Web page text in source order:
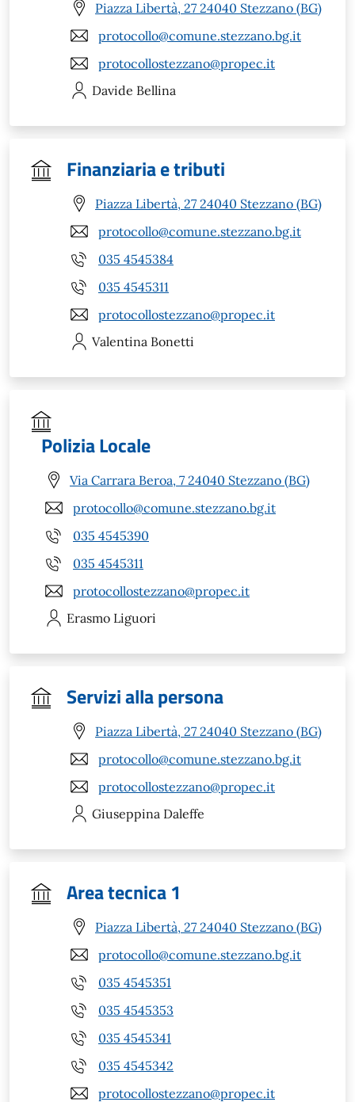
Piazza Libertà, 27 24040 Stezzano (BG)
protocollo@comune.stezzano.bg.it
protocollostezzano@propec.it
Davide Bellina
Finanziaria e tributi
Piazza Libertà, 27 24040 Stezzano (BG)
protocollo@comune.stezzano.bg.it
035 4545384
035 4545311
protocollostezzano@propec.it
Valentina Bonetti
Polizia Locale
Via Carrara Beroa, 7 24040 Stezzano (BG)
protocollo@comune.stezzano.bg.it
035 4545390
035 4545311
protocollostezzano@propec.it
Erasmo Liguori
Servizi alla persona
Piazza Libertà, 27 24040 Stezzano (BG)
protocollo@comune.stezzano.bg.it
protocollostezzano@propec.it
Giuseppina Daleffe
Area tecnica 1
Piazza Libertà, 27 24040 Stezzano (BG)
protocollo@comune.stezzano.bg.it
035 4545351
035 4545353
035 4545341
035 4545342
protocollostezzano@propec.it